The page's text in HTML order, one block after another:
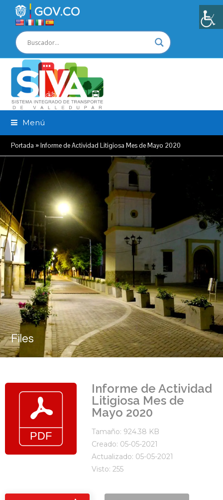
Menú
Portada »Informe de Actividad Litigiosa Mes de Mayo 2020
Files
Informe de Actividad
Litigiosa Mes de
Mayo 2020
Tamaño: 924.38 KB
Creado: 05-05-2021
Actualizado: 05-05-2021
Visto: 255